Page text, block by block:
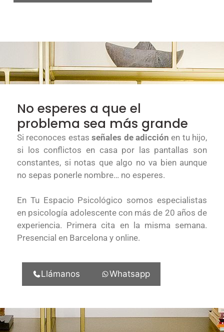
No esperes a que el
problema sea más grande
Si reconoces estasseñales de adicción en tu hijo,
si los conflictos en casa por las pantallas son
constantes, si notas que algo no va bien aunque
no sepas ponerle nombre… no esperes.
En Tu Espacio Psicológico somos especialistas
en psicología adolescente con más de 20 años de
experiencia. Primera cita en la misma semana.
Presencial en Barcelona y online.
Llámanos Whatsapp